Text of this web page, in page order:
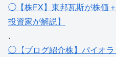
◯【株FX】東邦瓦斯が株価
投資家が解説】
.
◯【ブログ紹介株】パイオ